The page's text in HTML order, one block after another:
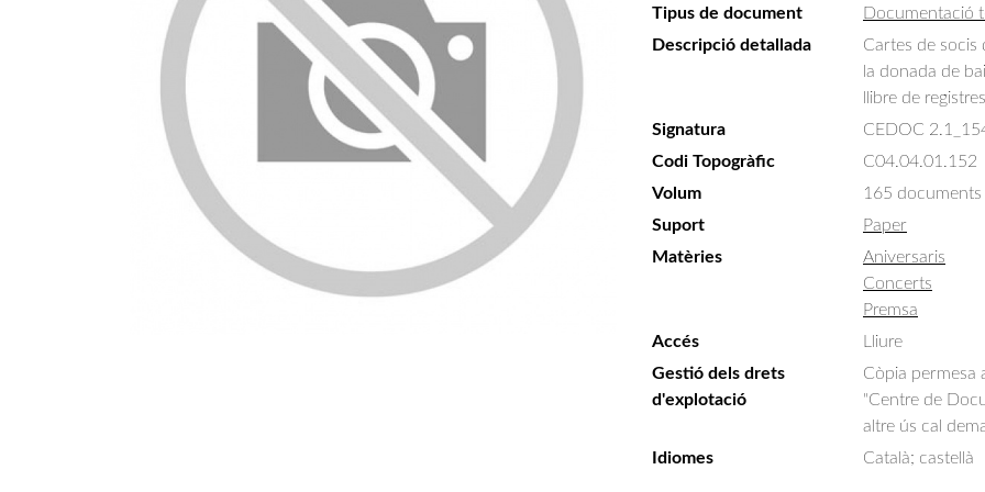
Tipus de document
Documentació
Descripció detallada
Cartes de socis
la donada de
llibre de
Signatura
CEDOC
Codi Topogràfic
C04.04.01.152
Volum
165 documents
Suport
Paper
Matèries
Aniversaris
Concerts
Premsa
Accés
Lliure
Gestió dels drets
d'explotació
Còpia permesa
"Centre de
altre ús cal
Idiomes
Català; castellà